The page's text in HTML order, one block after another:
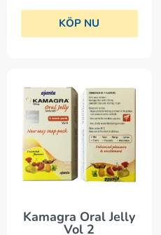
KÖP NU
Kamagra Oral Jelly
Vol 2